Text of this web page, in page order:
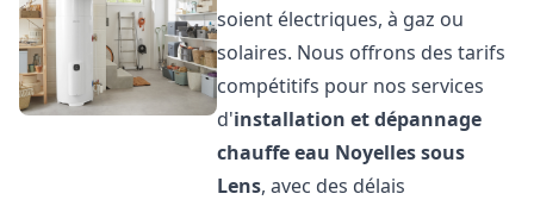
soient électriques, à gaz ou
solaires. Nous offrons des tarifs
compétitifs pour nos services
d'installation et dépannage
chauffe eau Noyelles sous
Lens, avec des délais